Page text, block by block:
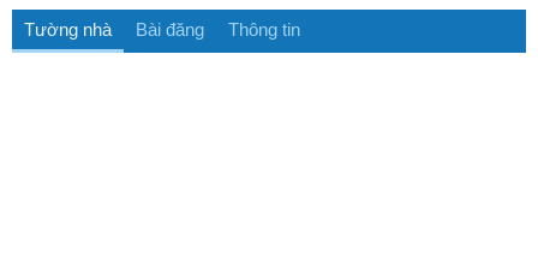
Tường nhà Bài đăng Thông tin